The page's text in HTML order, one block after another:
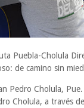
Puebla-Cholula
de camino sin
Pedro Cholula,
Cholula, a través